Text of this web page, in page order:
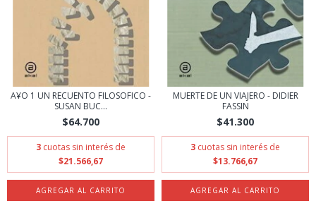
A¥O 1 UN RECUENTO FILOSOFICO -
SUSAN BUC...
$64.700
3 cuotas sin interés de
$21.566,67
MUERTE DE UN VIAJERO - DIDIER
FASSIN
$41.300
3 cuotas sin interés de
$13.766,67